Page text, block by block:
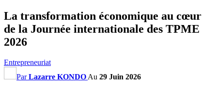
La transformation économique au cœur
de la Journée internationale des TPME
2026
Entrepreneuriat
ParLazarre KONDO Au 29 Juin 2026